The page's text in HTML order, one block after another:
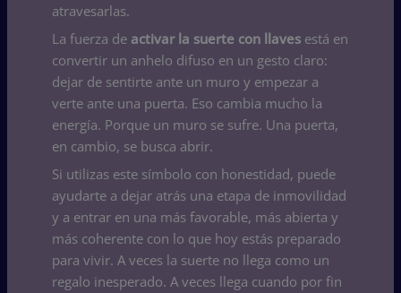
atravesarlas.
La fuerza de activar la suerte con llavesestá en
convertir un anhelo difuso en un gesto claro:
dejar de sentirte ante un muro y empezar a
verte ante una puerta. Eso cambia mucho la
energía. Porque un muro se sufre. Una puerta,
en cambio, se busca abrir.
Si utilizas este símbolo con honestidad, puede
ayudarte a dejar atrás una etapa de inmovilidad
y a entrar en una más favorable, más abierta y
más coherente con lo que hoy estás preparado
para vivir. A veces la suerte no llega como un
regalo inesperado. A veces llega cuando por fin